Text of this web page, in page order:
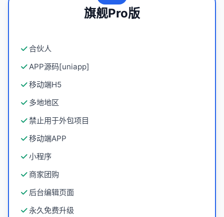
旗舰Pro版
合伙人
APP源码[uniapp]
移动端H5
多地地区
禁止用于外包项目
移动端APP
小程序
商家团购
后台编辑页面
永久免费升级